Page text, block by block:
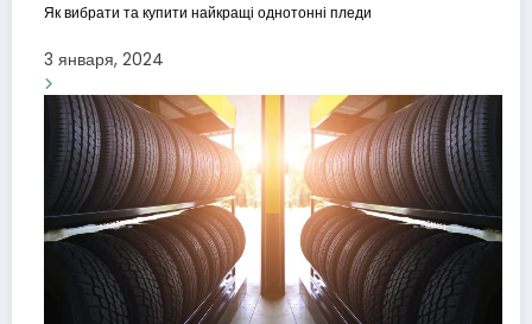
Як вибрати та купити найкращі однотонні пледи
3 января, 2024